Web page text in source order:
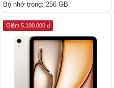
Bộ nhớ trong: 256 GB
Giảm 5.100.000 đ